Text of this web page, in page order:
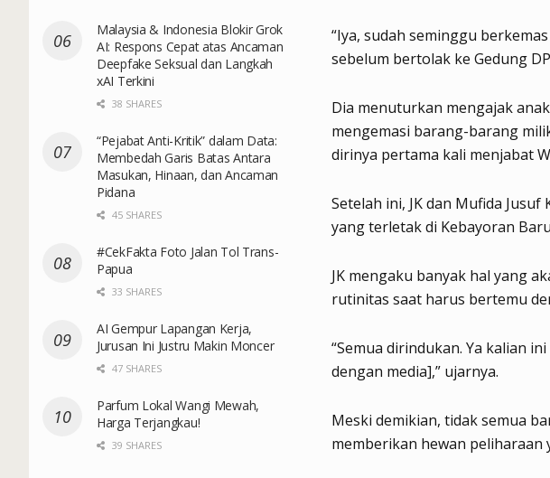
“Iya, sudah seminggu
sebelum bertolak ke Gedung
Dia menuturkan mengajak
mengemasi barang-barang
dirinya pertama kali menjabat
Setelah ini, JK dan Mufida
yang terletak di Kebayoran
JK mengaku banyak hal yang
rutinitas saat harus bertemu
“Semua dirindukan. Ya kalian
dengan media],” ujarnya.
Meski demikian, tidak semua
memberikan hewan peliharaan
Malaysia & Indonesia Blokir Grok
AI: Respons Cepat atas Ancaman
Deepfake Seksual dan Langkah
xAI Terkini
38 SHARES
“Pejabat Anti-Kritik” dalam Data:
Membedah Garis Batas Antara
Masukan, Hinaan, dan Ancaman
Pidana
45 SHARES
#CekFakta Foto Jalan Tol Trans-
Papua
33 SHARES
AI Gempur Lapangan Kerja,
Jurusan Ini Justru Makin Moncer
47 SHARES
Parfum Lokal Wangi Mewah,
Harga Terjangkau!
39 SHARES